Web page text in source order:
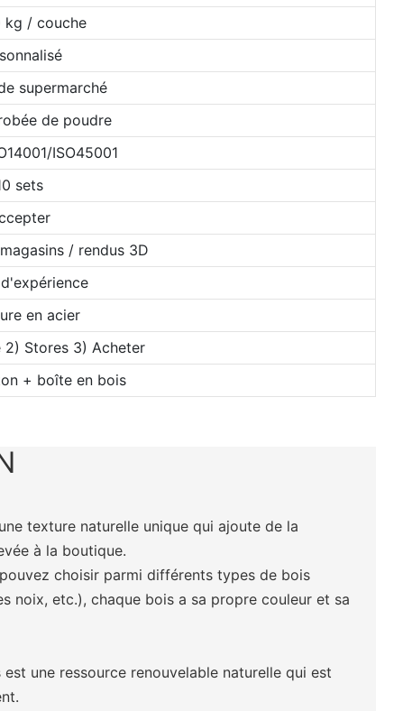
kg / couche
supermarché
de poudre
ISO45001
sets
/ rendus 3D
en acier
2) Stores 3) Acheter
+ boîte en bois
texture naturelle unique qui ajoute de la
à la boutique.
choisir parmi différents types de bois
noix, etc.), chaque bois a sa propre couleur et sa
une ressource renouvelable naturelle qui est